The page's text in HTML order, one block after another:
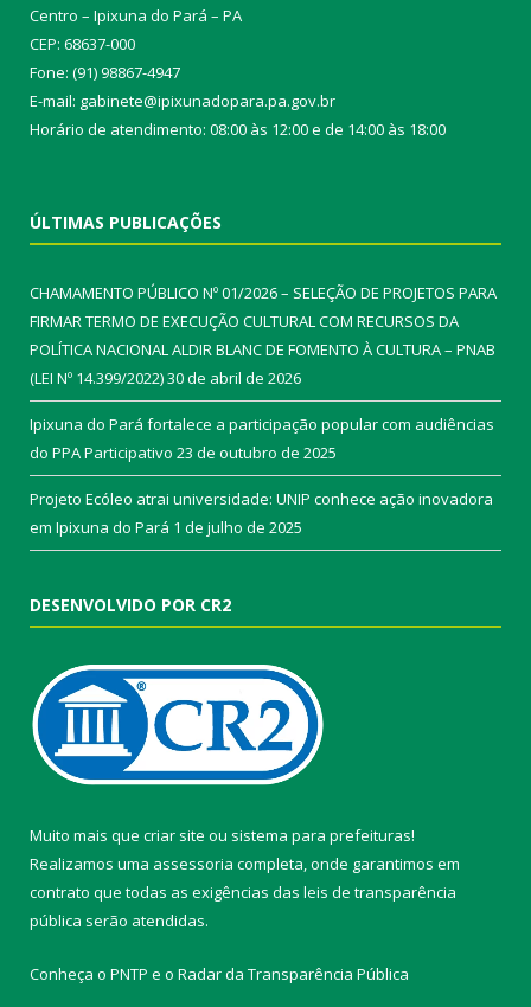
Centro – Ipixuna do Pará – PA
CEP: 68637-000
Fone: (91) 98867-4947
E-mail: gabinete@ipixunadopara.pa.gov.br
Horário de atendimento: 08:00 às 12:00 e de 14:00 às 18:00
ÚLTIMAS PUBLICAÇÕES
CHAMAMENTO PÚBLICO Nº 01/2026 – SELEÇÃO DE PROJETOS PARA
FIRMAR TERMO DE EXECUÇÃO CULTURAL COM RECURSOS DA
POLÍTICA NACIONAL ALDIR BLANC DE FOMENTO À CULTURA – PNAB
(LEI Nº 14.399/2022)30 de abril de 2026
Ipixuna do Pará fortalece a participação popular com audiências
do PPA Participativo 23 de outubro de 2025
Projeto Ecóleo atrai universidade: UNIP conhece ação inovadora
em Ipixuna do Pará 1 de julho de 2025
DESENVOLVIDO POR CR2
Muito mais que criar site ou sistema para prefeituras!
Realizamos uma assessoria completa, onde garantimos em
contrato que todas as exigências das leis de transparência
pública serão atendidas.
Conheça o PNTP e o Radar da Transparência Pública